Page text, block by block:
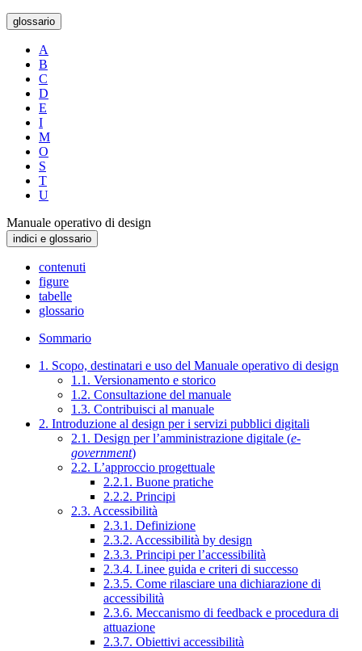
glossario
A
B
C
D
E
I
M
O
S
T
U
Manuale operativo di design
indici e glossario
contenuti
figure
tabelle
glossario
Sommario
1. Scopo, destinatari e uso del Manuale operativo di design
1.1. Versionamento e storico
1.2. Consultazione del manuale
1.3. Contribuisci al manuale
2. Introduzione al design per i servizi pubblici digitali
2.1. Design per l’amministrazione digitale (e-
government)
2.2. L’approccio progettuale
2.2.1. Buone pratiche
2.2.2. Principi
2.3. Accessibilità
2.3.1. Definizione
2.3.2. Accessibilità by design
2.3.3. Principi per l’accessibilità
2.3.4. Linee guida e criteri di successo
2.3.5. Come rilasciare una dichiarazione di
accessibilità
2.3.6. Meccanismo di feedback e procedura di
attuazione
2.3.7. Obiettivi accessibilità